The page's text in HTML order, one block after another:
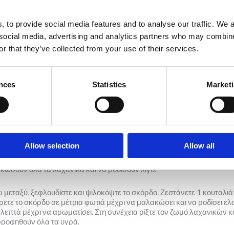
to provide social media features and to analyse our traffic. We
media, advertising and analytics partners who may
that they’ve collected from your use of their services.
Statistics
Allow selection Allow all
τον φούρνο στους 200°C. Κόψτε τον μάραθο σε φέτες και
με τα ντοματίνια και τη φέτα, ραντίστε με ελαιόλαδο,
όλα τα λαχανικά και να ροδίσουν λίγο.
μεταξύ, ξεφλουδίστε και ψιλοκόψτε το σκόρδο. Ζεστάνετε 1
το σκόρδο σε μέτρια φωτιά μέχρι να μαλακώσει και να ροδίσει
μέχρι να αρωματίσει. Στη συνέχεια ρίξτε τον ζωμό λαχανικών
όλα τα υγρά.